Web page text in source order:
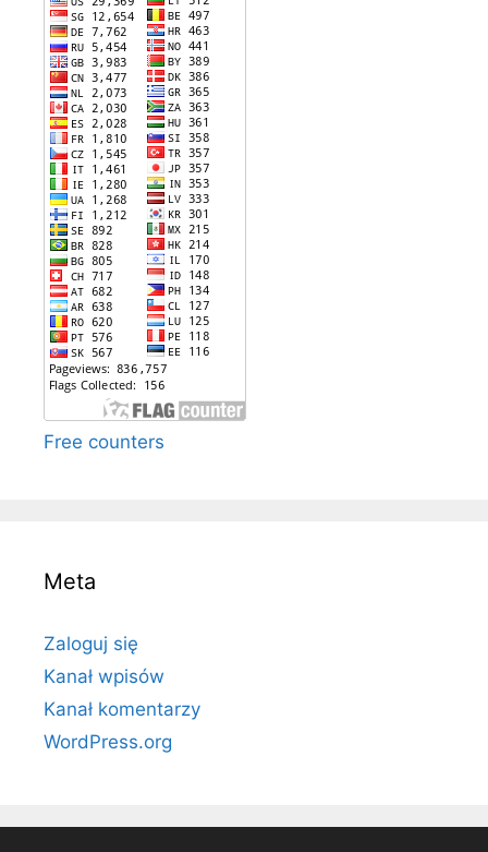
Free counters
Meta
Zaloguj się
Kanał wpisów
Kanał komentarzy
WordPress.org